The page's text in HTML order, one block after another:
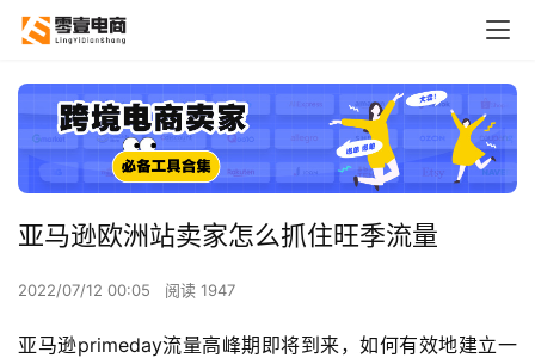
亚马逊欧洲站卖家怎么抓住旺季流量
2022/07/12 00:05 阅读 1947
亚马逊primeday流量高峰期即将到来，如何有效地建立一